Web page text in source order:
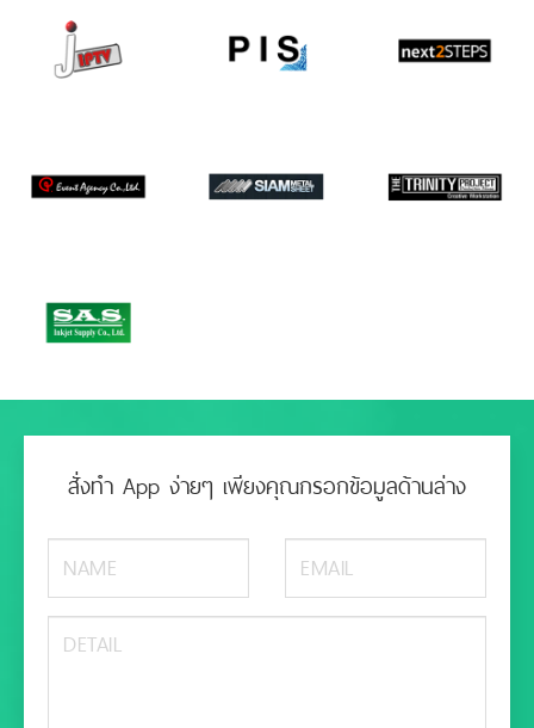
สั่งทำ App ง่ายๆ เพียงคุณกรอกข้อมูลด้านล่าง